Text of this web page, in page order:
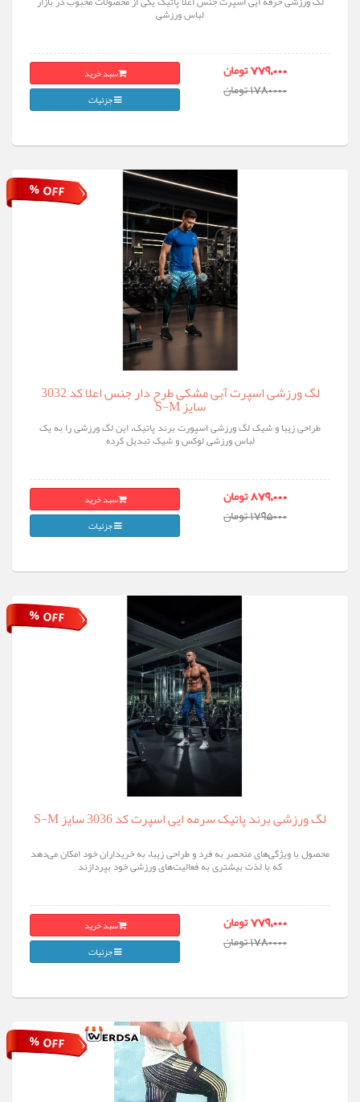
لگ ورزشی حرفه ایی اسپرت جنس اعلا پاتیک یکی از محصولات محبوب در بازار
لباس ورزشی
779,000 تومان
1780000 تومان
سبد خرید
جزئیات
% OFF
لگ ورزشی اسپرت آبی مشکی طرح دار جنس اعلا کد 3032
سایز S-M
طراحی زیبا و شیک لگ ورزشی اسپورت برند پاتیک، این لگ ورزشی را به یک
لباس ورزشی لوکس و شیک تبدیل کرده
879,000 تومان
1795000 تومان
سبد خرید
جزئیات
% OFF
لگ ورزشی برند پاتیک سرمه ایی اسپرت کد 3036 سایز S-M
محصول با ویژگی‌های منحصر به فرد و طراحی زیبا، به خریداران خود امکان می‌دهد
که با لذت بیشتری به فعالیت‌های ورزشی خود بپردازند
779,000 تومان
1780000 تومان
سبد خرید
جزئیات
% OFF